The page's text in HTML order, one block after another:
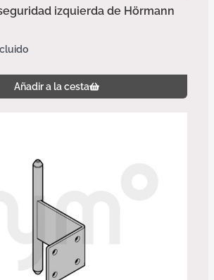
izquierda de Hörmann
Añadir a la cesta